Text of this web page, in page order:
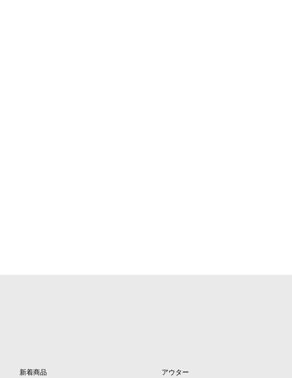
新着商品 アウター